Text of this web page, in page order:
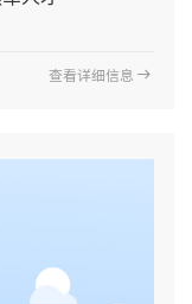
查看详细信息